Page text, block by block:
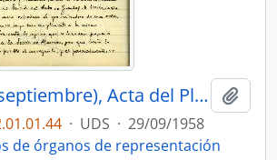
1958 (29 de septiembre), Acta del Pleno del Jurado de Empresa
· UDS · 29/09/1958
de órganos de representación